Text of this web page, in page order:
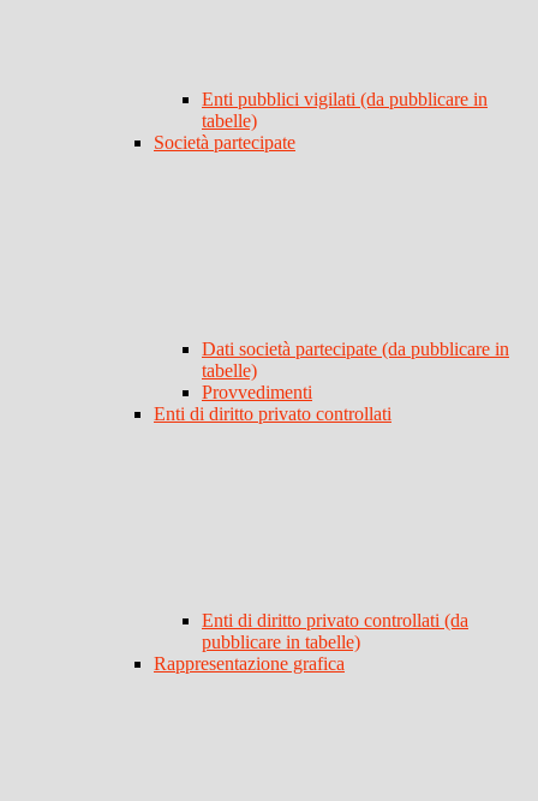
Enti pubblici vigilati (da pubblicare in
tabelle)
Società partecipate
Dati società partecipate (da pubblicare in
tabelle)
Provvedimenti
Enti di diritto privato controllati
Enti di diritto privato controllati (da
pubblicare in tabelle)
Rappresentazione grafica